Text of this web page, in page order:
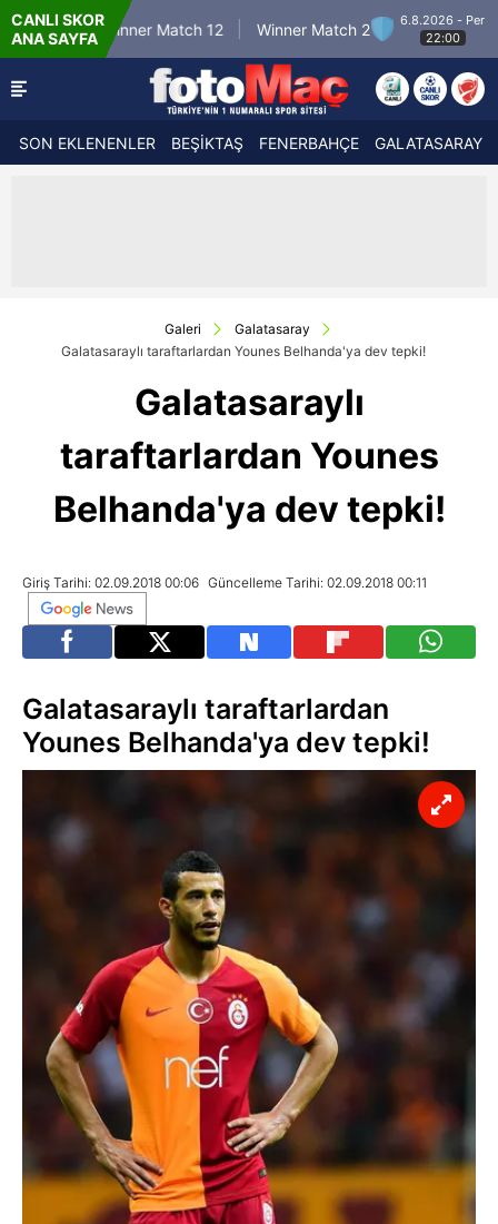
CANLI SKOR
ANA SAYFA
Match 12 Winner Match 2
6.8.2026 - Per
22:00
Winner
SON EKLENENLER BEŞİKTAŞ FENERBAHÇE GALATASARAY
Galeri
Galatasaray
Galatasaraylı taraftarlardan Younes Belhanda'ya dev tepki!
Galatasaraylı
taraftarlardan Younes
Belhanda'ya dev tepki!
Giriş Tarihi: 02.09.2018 00:06 Güncelleme Tarihi: 02.09.2018 00:11
Galatasaraylı taraftarlardan
Younes Belhanda'ya dev tepki!